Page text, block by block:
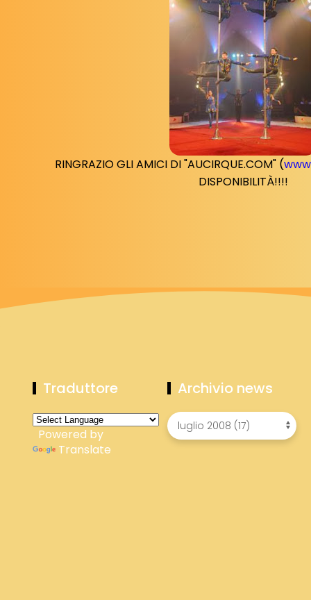
RINGRAZIO GLI AMICI DI "AUCIRQUE.COM" (
DISPONIBILITÀ!!!!
Traduttore
Powered by
Translate
Archivio news